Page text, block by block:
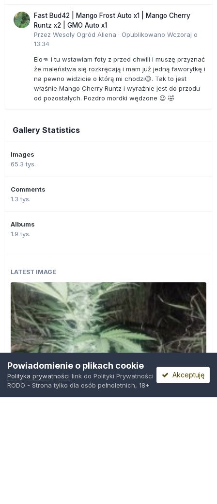
Fast Bud42 | Mango Frost Auto x1 | Mango Cherry
Runtz x2 | GMO Auto x1
Przez Wesoły Ogród Aliena · Opublikowano Wczoraj o
13:34
Elo👊 i tu wstawiam foty z przed chwili i muszę przyznać
że maleństwa się rozkręcają i mam już jedną faworytkę i
na pewno widzicie o którą mi chodzi😉. Tak to jest
właśnie Mango Cherry Runtz i wyraźnie jest do przodu
od pozostałych. Pozdro mordki wędzone 😉 🤣
Gallery Statistics
Images
65.3 tys.
Comments
1.3 tys.
Albums
1.9 tys.
LATEST IMAGE
Powiadomienie o plikach cookie
Polityka prywatności link do Polityki Prywatności
RODO - Strona tylko dla osób pełnoletnich, 18+
Akceptuję